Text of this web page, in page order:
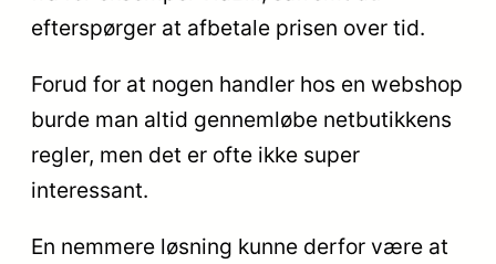
efterspørger at afbetale prisen over tid.
Forud for at nogen handler hos en webshop
burde man altid gennemløbe netbutikkens
regler, men det er ofte ikke super
interessant.
En nemmere løsning kunne derfor være at